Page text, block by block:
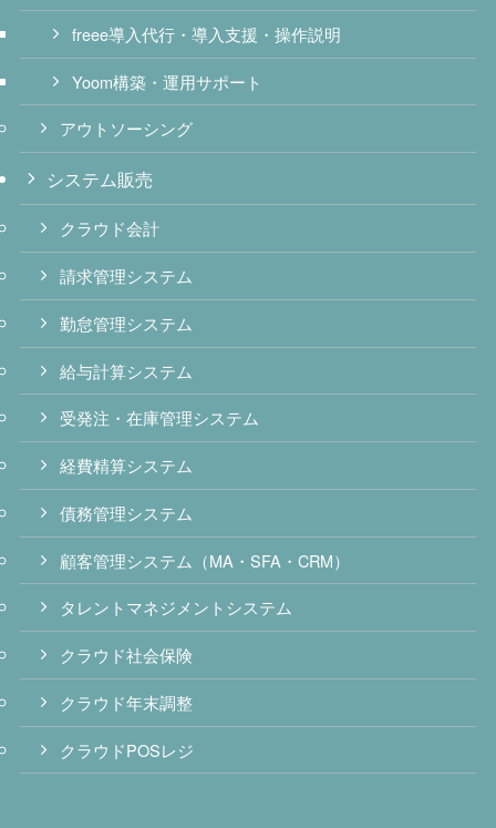
freee導入代行・導入支援・操作説明
Yoom構築・運用サポート
アウトソーシング
システム販売
クラウド会計
請求管理システム
勤怠管理システム
給与計算システム
受発注・在庫管理システム
経費精算システム
債務管理システム
顧客管理システム（MA・SFA・CRM）
タレントマネジメントシステム
クラウド社会保険
クラウド年末調整
クラウドPOSレジ